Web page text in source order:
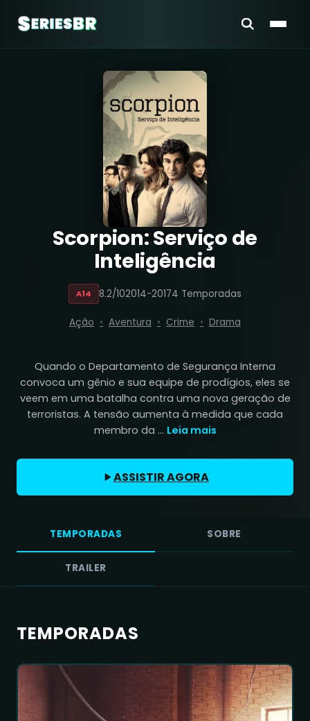
Scorpion: Serviço de
Inteligência
A14 8.2/102014-20174 Temporadas
Ação Aventura Crime Drama
Quando o Departamento de Segurança Interna
convoca um gênio e sua equipe de prodígios, eles se
veem em uma batalha contra uma nova geração de
terroristas. A tensão aumenta à medida que cada
membro da ... Leia mais
ASSISTIR AGORA
TEMPORADAS SOBRE
TRAILER
TEMPORADAS